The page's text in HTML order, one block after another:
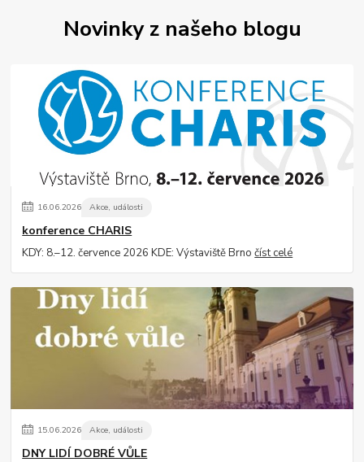
Novinky z našeho blogu
16.06.2026 Akce, události
konference CHARIS
KDY: 8.–12. července 2026 KDE: Výstaviště Brnočíst celé
15.06.2026 Akce, události
DNY LIDÍ DOBRÉ VŮLE